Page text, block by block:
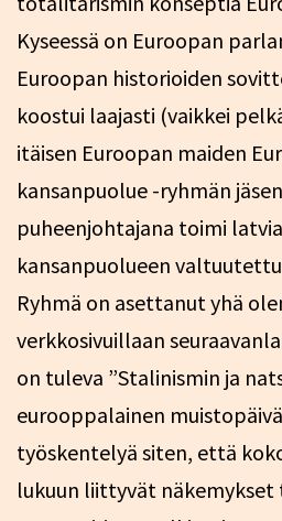
Kyseessä on Euroopan
Euroopan historioiden
koostui laajasti (vaikkei
itäisen Euroopan maiden
kansanpuolue -ryhmän
puheenjohtajana toimi
kansanpuolueen
Ryhmä on asettanut yhä
verkkosivuillaan
on tuleva ”Stalinismin ja
eurooppalainen
työskentelyä siten, että
lukuun liittyvät näkemykset